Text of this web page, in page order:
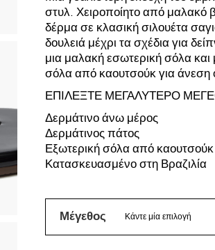
στυλ. Χειροποίητο από μαλακό
δέρμα σε κλασική σιλουέτα
δουλειά μέχρι τα σχέδια για
μια μαλακή εσωτερική σόλα και
σόλα από καουτσούκ για άνεση
ΕΠΙΛΕΞΤΕ ΜΕΓΑΛΥΤΕΡΟ
Δερμάτινο άνω μέρος
Δερμάτινος πάτος
Εξωτερική σόλα από καουτσούκ
Κατασκευασμένο στη Βραζιλία
Μέγεθος Κάντε μία επιλογή